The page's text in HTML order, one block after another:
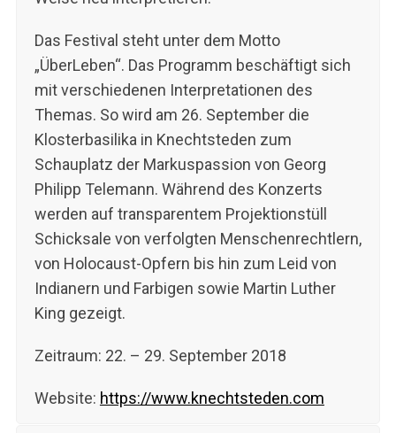
Das Festival steht unter dem Motto
„ÜberLeben“. Das Programm beschäftigt sich
mit verschiedenen Interpretationen des
Themas. So wird am 26. September die
Klosterbasilika in Knechtsteden zum
Schauplatz der Markuspassion von Georg
Philipp Telemann. Während des Konzerts
werden auf transparentem Projektionstüll
Schicksale von verfolgten Menschenrechtlern,
von Holocaust-Opfern bis hin zum Leid von
Indianern und Farbigen sowie Martin Luther
King gezeigt.
Zeitraum: 22. – 29. September 2018
Website: https://www.knechtsteden.com
c
o
r
: